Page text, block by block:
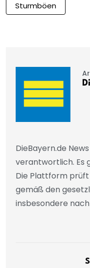
Sturmböen
DieBayern.de
verantwortlich. Es
Die Plattform
gemäß den
insbesondere